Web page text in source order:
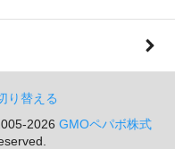
り替える
2026 GMOペパボ株式